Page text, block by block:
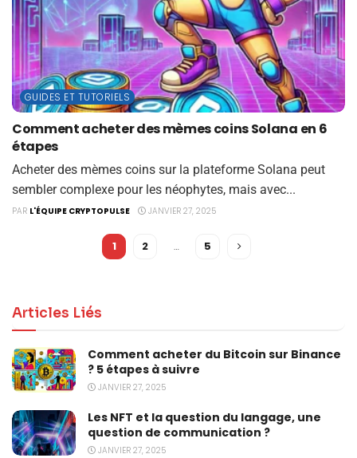
GUIDES ET TUTORIELS
Comment acheter des mèmes coins Solana en 6
étapes
Acheter des mèmes coins sur la plateforme Solana peut
sembler complexe pour les néophytes, mais avec...
PAR L'ÉQUIPE CRYPTOPULSE JANVIER 27, 2025
1 2 … 5
Articles Liés
Comment acheter du Bitcoin sur Binance
? 5 étapes à suivre
JANVIER 27, 2025
Les NFT et la question du langage, une
question de communication ?
JANVIER 27, 2025